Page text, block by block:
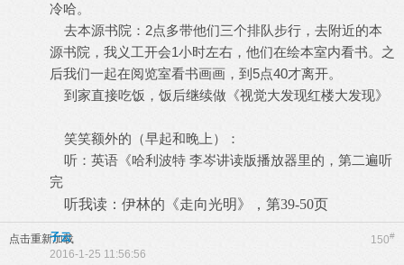
冷哈。
去本源书院：2点多带他们三个排队步行，去附近的本
源书院，我义工开会1小时左右，他们在绘本室内看书。之
后我们一起在阅览室看书画画，到5点40才离开。
到家直接吃饭，饭后继续做《视觉大发现红楼大发现》
笑笑额外的（早起和晚上）：
听：英语《哈利波特 李岑讲读版播放器里的，第二遍听
完
听我读：伊林的《走向光明》，第39-50页
点击重新加载 150#
子云
2016-1-25 11:56:56